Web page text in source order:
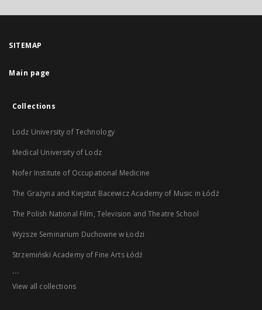
SITEMAP
Main page
Collections
Lodz University of Technology
Medical University of Lodz
Nofer Institute of Occupational Medicine
The Grażyna and Kiejstut Bacewicz Academy of Music in Łódź
The Polish National Film, Television and Theatre School
Wyższe Seminarium Duchowne w Łodzi
Strzemiński Academy of Fine Arts Łódź
...
View all collections